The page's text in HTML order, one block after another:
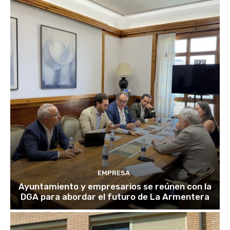
EMPRESA
Ayuntamiento y empresarios se reúnen con la
DGA para abordar el futuro de La Armentera